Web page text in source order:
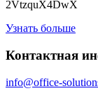
2VtzquX4DwX
Узнать больше
Контактная
info@office-